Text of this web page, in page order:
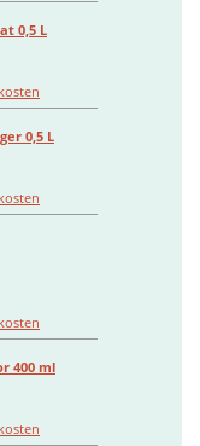
0,5 L
0,5 L
400 ml